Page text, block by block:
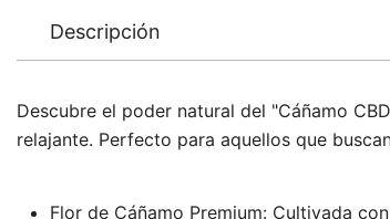
Descripción
Descubre el poder natural del "Cáñamo
relajante. Perfecto para aquellos que
Flor de Cáñamo Premium: Cultivada